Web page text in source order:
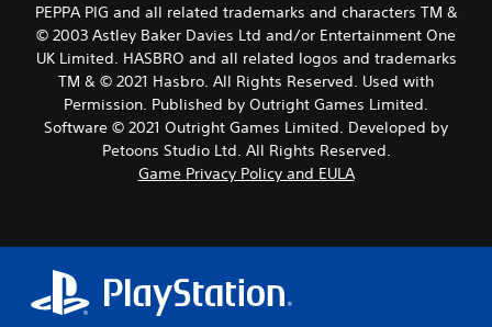
PEPPA PIG and all related trademarks and characters TM &
© 2003 Astley Baker Davies Ltd and/or Entertainment One
UK Limited. HASBRO and all related logos and trademarks
TM & © 2021 Hasbro. All Rights Reserved. Used with
Permission. Published by Outright Games Limited.
Software © 2021 Outright Games Limited. Developed by
Petoons Studio Ltd. All Rights Reserved.
Game Privacy Policy and EULA